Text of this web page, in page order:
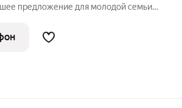
предложение для молодой семьи
отопление Теплый пол Подвал идёт